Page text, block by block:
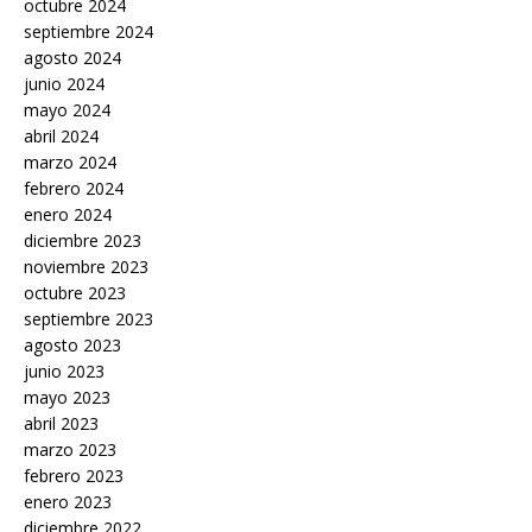
octubre 2024
septiembre 2024
agosto 2024
junio 2024
mayo 2024
abril 2024
marzo 2024
febrero 2024
enero 2024
diciembre 2023
noviembre 2023
octubre 2023
septiembre 2023
agosto 2023
junio 2023
mayo 2023
abril 2023
marzo 2023
febrero 2023
enero 2023